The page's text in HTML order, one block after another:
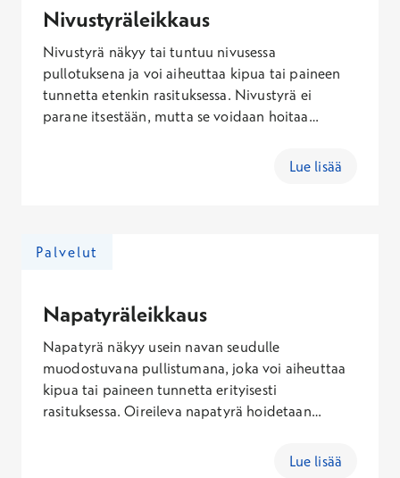
Nivustyräleikkaus
Nivustyrä näkyy tai tuntuu nivusessa
pullotuksena ja voi aiheuttaa kipua tai paineen
tunnetta etenkin rasituksessa. Nivustyrä ei
parane itsestään, mutta se voidaan hoitaa
ajankohtainen, jos tyrä aiheuttaa kipua, haittaa
Lue lisää
Palvelut
Napatyräleikkaus
Napatyrä näkyy usein navan seudulle
muodostuvana pullistumana, joka voi aiheuttaa
kipua tai paineen tunnetta erityisesti
rasituksessa. Oireileva napatyrä hoidetaan
tähystysmenetelmällä tilanteesi mukaan. Varaa
Lue lisää